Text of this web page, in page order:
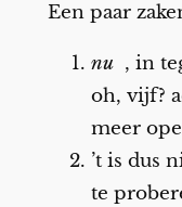
Een paar
nu, in
oh, vijf?
meer
’t is dus
te